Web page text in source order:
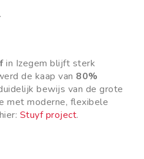
in Izegem blijft sterk
de kaap van 80%
bewijs van de grote
met moderne, flexibele
Stuyf project.